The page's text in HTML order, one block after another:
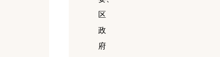
区
政
府